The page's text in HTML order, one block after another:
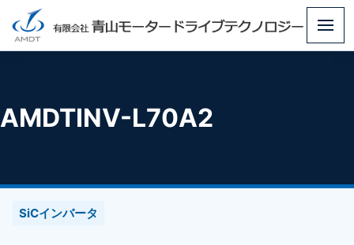
メ
AMDTINV-L70A2
SiCインバータ